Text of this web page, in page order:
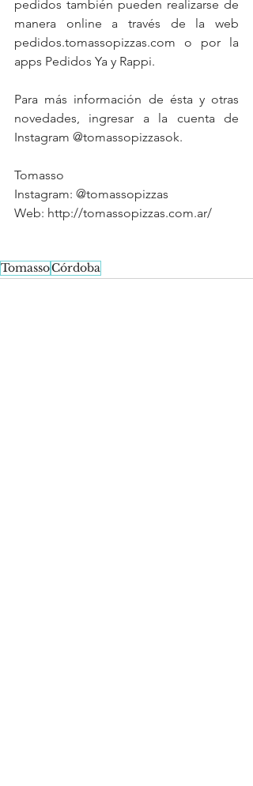
pedidos también pueden realizarse de
manera online a través de la web
pedidos.tomassopizzas.com o por la
apps Pedidos Ya y Rappi.
Para más información de ésta y otras
novedades, ingresar a la cuenta de
Instagram @tomassopizzasok.
Tomasso
Instagram: @tomassopizzas
Web: http://tomassopizzas.com.ar/
TomassoCórdoba